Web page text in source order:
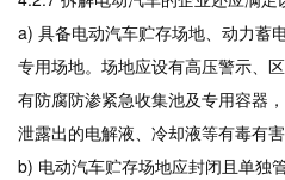
a) 具备电动汽车贮存场地、动力蓄
专用场地。场地应设有高压警示、
有防腐防渗紧急收集池及专用容器
泄露出的电解液、冷却液等有毒有害
b) 电动汽车贮存场地应封闭且单独